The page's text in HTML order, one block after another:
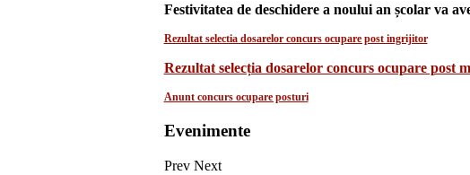
Festivitatea de deschidere a noului an școlar va
Rezultat selectia dosarelor concurs ocupare post ingrijitor
Rezultat selecția dosarelor concurs ocupare post
Anunt concurs ocupare posturi
Evenimente
Prev Next